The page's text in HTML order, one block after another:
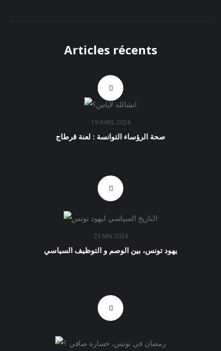
Articles récents
19 AVRIL 2024
صحة الرؤساء التوانسة : لعنة قرطاج
23 MAI 2024
يهود تونس، بين الوصم و التوظيف السياسي